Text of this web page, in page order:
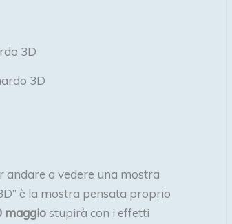
3D
andare a vedere una mostra
è la mostra pensata proprio
maggiostupirà con i effetti